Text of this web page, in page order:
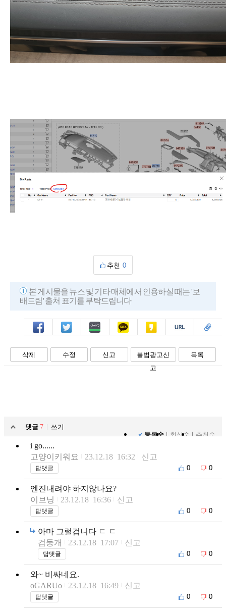
추천 0
본 게시물을 뉴스 및 기타 매체에서 인용하실 때는 '보
배드림' 출처 표기를 부탁드립니다
페북 트윗 밴드 카톡 카스 복사 스크랩
삭제 수정 신고
불법광고신
고
목록
댓글 7
쓰기
등록순
최신순 추천순
i go......
고양이키워요
23.12.18 16:32 신고
답댓글 0 0
엔진내려야 하지않나요?
이브닝
23.12.18 16:36 신고
답댓글 0 0
아마 그럴겁니다 ㄷ ㄷ
검둥개
23.12.18 17:07 신고
답댓글 0 0
와~ 비싸네요.
oGARUo
23.12.18 16:49 신고
답댓글 0 0